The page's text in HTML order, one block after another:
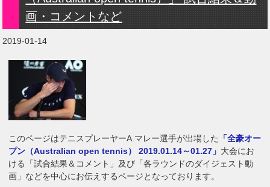
画・コメントなど
2019-01-14
このページはテニスプレーヤーA.マレー選手が出場した
「全豪オー
プン（Australian open tennis） 2019.01.14～01.27」 大会にお
ける「試合結果＆コメント」及び「各ラウンドのダイジェスト動
画」などを中心にお伝えするページとなっております。